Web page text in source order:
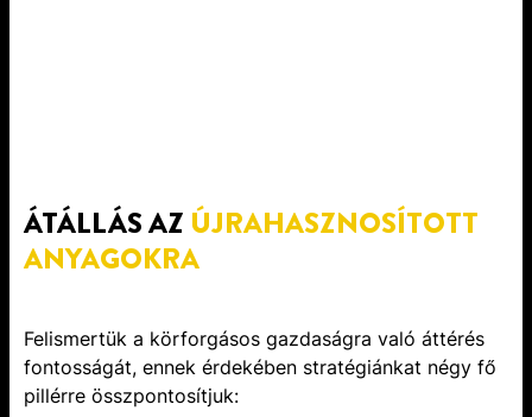
ÁTÁLLÁS AZ ÚJRAHASZNOSÍTOTT
ANYAGOKRA
Felismertük a körforgásos gazdaságra való áttérés
fontosságát, ennek érdekében stratégiánkat négy fő
pillérre összpontosítjuk: